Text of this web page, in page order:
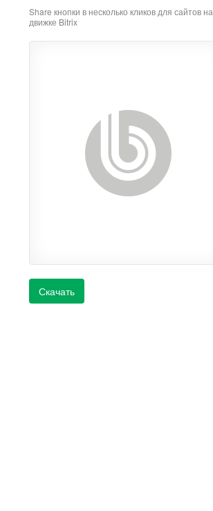
Share кнопки в несколько кликов для сайтов на
движке Bitrix
Скачать